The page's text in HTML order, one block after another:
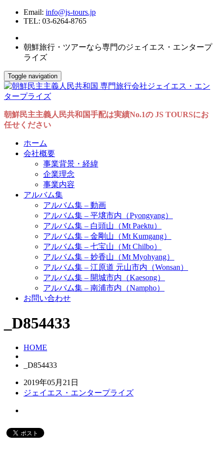
Email: info@js-tours.jp
TEL: 03-6264-8765
朝鮮旅行・ツアーなら専門のジェイエス・エンタープ
ライズ
Toggle navigation
朝鮮民主主義人民共和国手配は実績No.1の JS TOURSにお
任せください
ホーム
会社概要
事業背景・経緯
企業理念
事業内容
アルバム集
アルバム集 – 動画
アルバム集 – 平壌市内（Pyongyang）
アルバム集 – 白頭山（Mt Paektu）
アルバム集 – 金剛山（Mt Kumgang）
アルバム集 – 七宝山（Mt Chilbo）
アルバム集 – 妙香山（Mt Myohyang）
アルバム集 – 江原道 元山市内（Wonsan）
アルバム集 – 開城市内（Kaesong）
アルバム集 – 南浦市内（Nampho）
お問い合わせ
_D854433
HOME
_D854433
2019年05月21日
ジェイエス・エンタープライズ